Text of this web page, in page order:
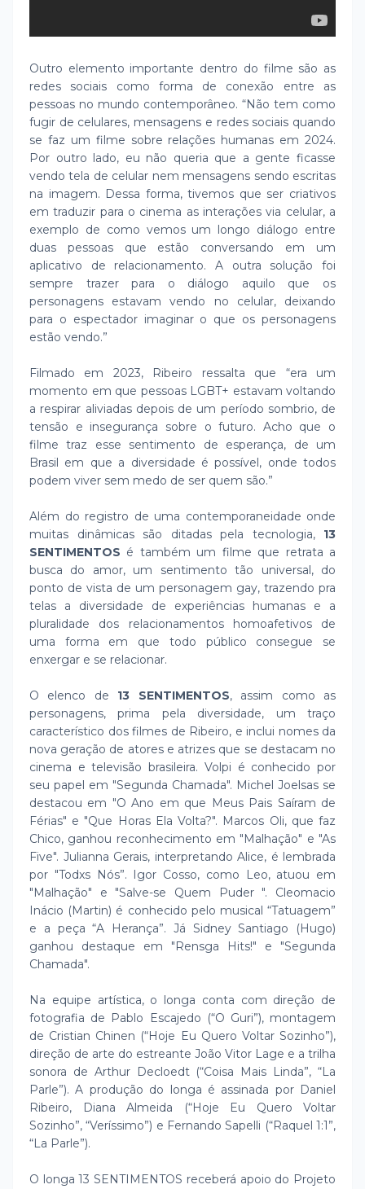
Outro elemento importante dentro do filme são as
redes sociais como forma de conexão entre as
pessoas no mundo contemporâneo. “Não tem como
fugir de celulares, mensagens e redes sociais quando
se faz um filme sobre relações humanas em 2024.
Por outro lado, eu não queria que a gente ficasse
vendo tela de celular nem mensagens sendo escritas
na imagem. Dessa forma, tivemos que ser criativos
em traduzir para o cinema as interações via celular, a
exemplo de como vemos um longo diálogo entre
duas pessoas que estão conversando em um
aplicativo de relacionamento. A outra solução foi
sempre trazer para o diálogo aquilo que os
personagens estavam vendo no celular, deixando
para o espectador imaginar o que os personagens
estão vendo.”
Filmado em 2023, Ribeiro ressalta que “era um
momento em que pessoas LGBT+ estavam voltando
a respirar aliviadas depois de um período sombrio, de
tensão e insegurança sobre o futuro. Acho que o
filme traz esse sentimento de esperança, de um
Brasil em que a diversidade é possível, onde todos
podem viver sem medo de ser quem são.”
Além do registro de uma contemporaneidade onde
muitas dinâmicas são ditadas pela tecnologia, 13
SENTIMENTOS é também um filme que retrata a
busca do amor, um sentimento tão universal, do
ponto de vista de um personagem gay, trazendo pra
telas a diversidade de experiências humanas e a
pluralidade dos relacionamentos homoafetivos de
uma forma em que todo público consegue se
enxergar e se relacionar.
O elenco de 13 SENTIMENTOS, assim como as
personagens, prima pela diversidade, um traço
característico dos filmes de Ribeiro, e inclui nomes da
nova geração de atores e atrizes que se destacam no
cinema e televisão brasileira. Volpi é conhecido por
seu papel em "Segunda Chamada". Michel Joelsas se
destacou em "O Ano em que Meus Pais Saíram de
Férias" e "Que Horas Ela Volta?". Marcos Oli, que faz
Chico, ganhou reconhecimento em "Malhação" e "As
Five". Julianna Gerais, interpretando Alice, é lembrada
por "Todxs Nós”. Igor Cosso, como Leo, atuou em
"Malhação" e "Salve-se Quem Puder ". Cleomacio
Inácio (Martin) é conhecido pelo musical “Tatuagem”
e a peça “A Herança”. Já Sidney Santiago (Hugo)
ganhou destaque em "Rensga Hits!" e "Segunda
Chamada".
Na equipe artística, o longa conta com direção de
fotografia de Pablo Escajedo (“O Guri”), montagem
de Cristian Chinen (“Hoje Eu Quero Voltar Sozinho”),
direção de arte do estreante João Vitor Lage e a trilha
sonora de Arthur Decloedt (“Coisa Mais Linda”, “La
Parle”). A produção do longa é assinada por Daniel
Ribeiro, Diana Almeida (“Hoje Eu Quero Voltar
Sozinho”, “Veríssimo”) e Fernando Sapelli (“Raquel 1:1”,
“La Parle”).
O longa 13 SENTIMENTOS receberá apoio do Projeto